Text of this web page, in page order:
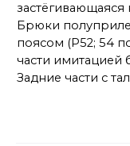
застёгивающаяся
Брюки
поясом (Р52; 54
части имитацией
Задние части с